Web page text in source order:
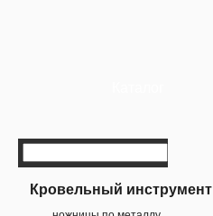
Кровельный инструмент